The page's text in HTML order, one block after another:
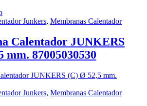
Junkers, Membranas Calentador
Calentador JUNKERS
mm. 87005030530
Junkers, Membranas Calentador